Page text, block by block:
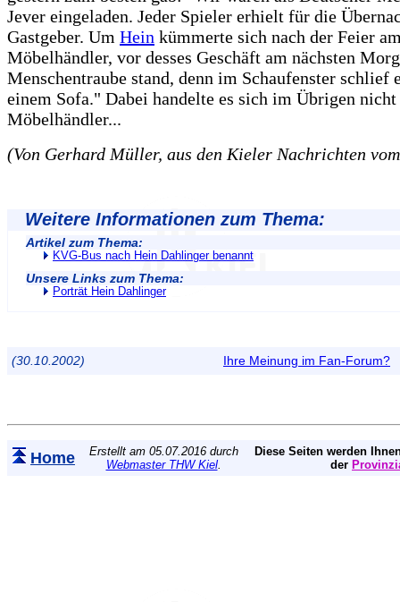
Jever eingeladen. Jeder Spieler erhielt für die
Gastgeber. Um Hein kümmerte sich nach der Feier
Möbelhändler, vor desses Geschäft am nächsten
Menschentraube stand, denn im Schaufenster schlief
einem Sofa." Dabei handelte es sich im Übrigen nicht
Möbelhändler...
(Von Gerhard Müller, aus den Kieler Nachrichten
Weitere Informationen zum Thema:
Artikel zum Thema:
KVG-Bus nach Hein Dahlinger benannt
Unsere Links zum Thema:
Porträt Hein Dahlinger
(30.10.2002) Ihre Meinung im Fan-Forum?
Home
Erstellt am 05.07.2016 durch
Webmaster THW Kiel.
Diese Seiten werden
der